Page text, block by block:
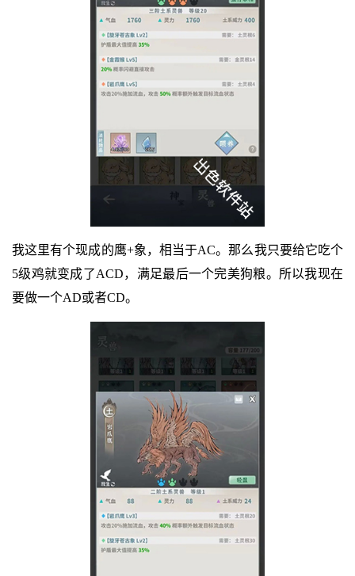
我这里有个现成的鹰+象，相当于AC。那么我只要给它吃个
5级鸡就变成了ACD，满足最后一个完美狗粮。所以我现在
要做一个AD或者CD。